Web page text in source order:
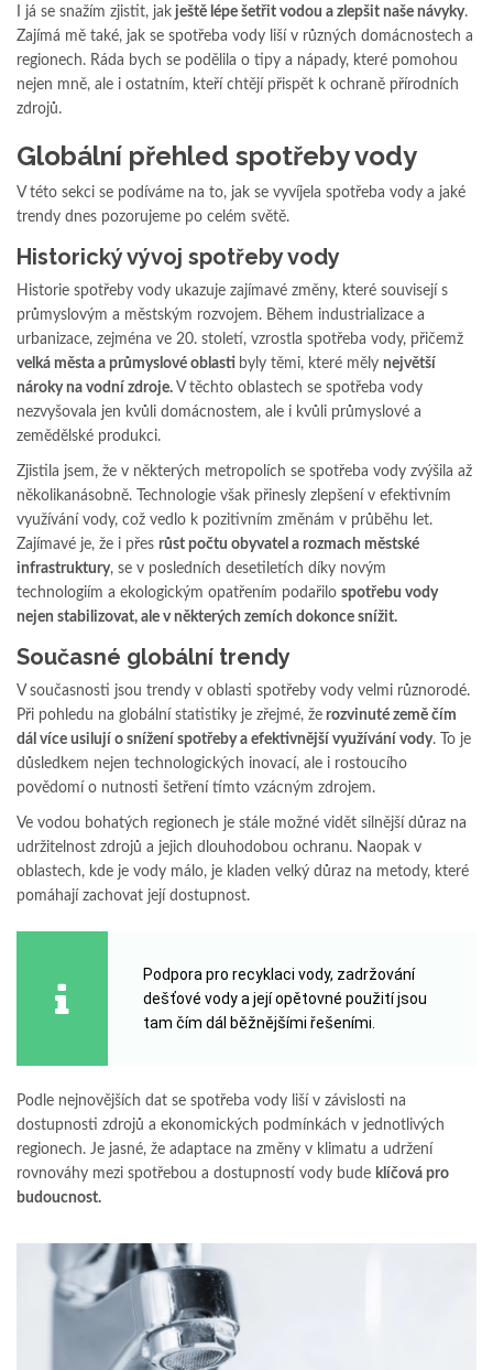
I já se snažím zjistit, jak ještě lépe šetřit vodou a zlepšit naše návyky.
Zajímá mě také, jak se spotřeba vody liší v různých domácnostech a
regionech. Ráda bych se podělila o tipy a nápady, které pomohou
nejen mně, ale i ostatním, kteří chtějí přispět k ochraně přírodních
zdrojů.
Globální přehled spotřeby vody
V této sekci se podíváme na to, jak se vyvíjela spotřeba vody a jaké
trendy dnes pozorujeme po celém světě.
Historický vývoj spotřeby vody
Historie spotřeby vody ukazuje zajímavé změny, které souvisejí s
průmyslovým a městským rozvojem. Během industrializace a
urbanizace, zejména ve 20. století, vzrostla spotřeba vody, přičemž
velká města a průmyslové oblasti byly těmi, které měly největší
nároky na vodní zdroje. V těchto oblastech se spotřeba vody
nezvyšovala jen kvůli domácnostem, ale i kvůli průmyslové a
zemědělské produkci.
Zjistila jsem, že v některých metropolích se spotřeba vody zvýšila až
několikanásobně. Technologie však přinesly zlepšení v efektivním
využívání vody, což vedlo k pozitivním změnám v průběhu let.
Zajímavé je, že i přes růst počtu obyvatel a rozmach městské
infrastruktury, se v posledních desetiletích díky novým
technologiím a ekologickým opatřením podařilo spotřebu vody
nejen stabilizovat, ale v některých zemích dokonce snížit.
Současné globální trendy
V současnosti jsou trendy v oblasti spotřeby vody velmi různorodé.
Při pohledu na globální statistiky je zřejmé, že rozvinuté země čím
dál více usilují o snížení spotřeby a efektivnější využívání vody. To je
důsledkem nejen technologických inovací, ale i rostoucího
povědomí o nutnosti šetření tímto vzácným zdrojem.
Ve vodou bohatých regionech je stále možné vidět silnější důraz na
udržitelnost zdrojů a jejich dlouhodobou ochranu. Naopak v
oblastech, kde je vody málo, je kladen velký důraz na metody, které
pomáhají zachovat její dostupnost.
Podpora pro recyklaci vody, zadržování
dešťové vody a její opětovné použití jsou
tam čím dál běžnějšími řešeními.
Podle nejnovějších dat se spotřeba vody liší v závislosti na
dostupnosti zdrojů a ekonomických podmínkách v jednotlivých
regionech. Je jasné, že adaptace na změny v klimatu a udržení
rovnováhy mezi spotřebou a dostupností vody bude klíčová pro
budoucnost.